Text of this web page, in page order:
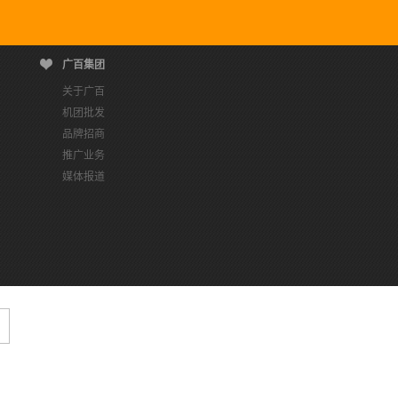
广百集团
关于广百
机团批发
品牌招商
推广业务
媒体报道